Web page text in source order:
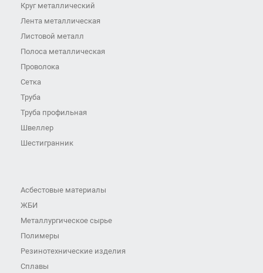
Круг металлический
Лента металлическая
Листовой металл
Полоса металлическая
Проволока
Сетка
Труба
Труба профильная
Швеллер
Шестигранник
Асбестовые материалы
ЖБИ
Металлургическое сырье
Полимеры
Резинотехнические изделия
Сплавы